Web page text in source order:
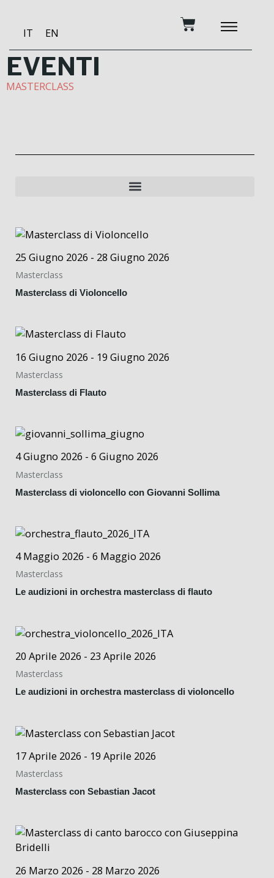
contenuto
IT EN Carrello
EVENTI
MASTERCLASS
25 Giugno 2026 - 28 Giugno 2026
Masterclass
Masterclass di Violoncello
16 Giugno 2026 - 19 Giugno 2026
Masterclass
Masterclass di Flauto
4 Giugno 2026 - 6 Giugno 2026
Masterclass
Masterclass di violoncello con Giovanni Sollima
4 Maggio 2026 - 6 Maggio 2026
Masterclass
Le audizioni in orchestra masterclass di flauto
20 Aprile 2026 - 23 Aprile 2026
Masterclass
Le audizioni in orchestra masterclass di violoncello
17 Aprile 2026 - 19 Aprile 2026
Masterclass
Masterclass con Sebastian Jacot
26 Marzo 2026 - 28 Marzo 2026